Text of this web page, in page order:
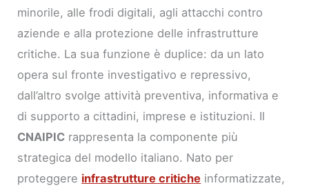
minorile, alle frodi digitali, agli attacchi contro
aziende e alla protezione delle infrastrutture
critiche. La sua funzione è duplice: da un lato
opera sul fronte investigativo e repressivo,
dall’altro svolge attività preventiva, informativa e
di supporto a cittadini, imprese e istituzioni. Il
CNAIPIC rappresenta la componente più
strategica del modello italiano. Nato per
proteggere infrastrutture critiche informatizzate,